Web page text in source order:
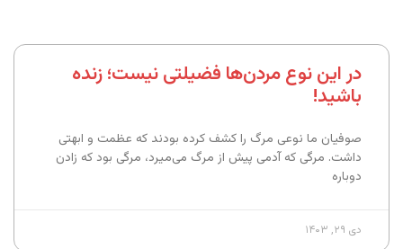
در این نوع مردن‌ها فضیلتی نیست؛ زنده
باشید!
صوفیان ما نوعی مرگ را کشف کرده بودند که عظمت و ابهتی
داشت. مرگی که آدمی پیش از مرگ می‌میرد، مرگی بود که زادن
دوباره
دی ۲۹, ۱۴۰۳